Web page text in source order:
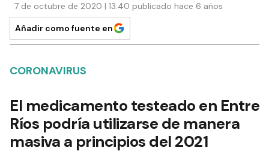
7 de octubre de 2020 | 13:40 publicado hace 6 años
Añadir como fuente en
CORONAVIRUS
El medicamento testeado en Entre
Ríos podría utilizarse de manera
masiva a principios del 2021